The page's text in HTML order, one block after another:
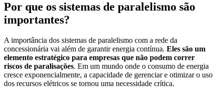
Por que os sistemas de paralelismo são
importantes?
A importância dos sistemas de paralelismo com a rede da
concessionária vai além de garantir energia contínua. Eles são um
elemento estratégico para empresas que não podem correr
riscos de paralisações. Em um mundo onde o consumo de energia
cresce exponencialmente, a capacidade de gerenciar e otimizar o uso
dos recursos elétricos se tornou uma necessidade crítica.